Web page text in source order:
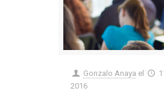
Gonzalo Anaya el
2016